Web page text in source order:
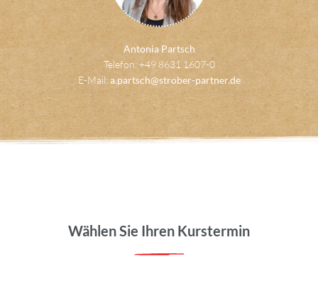
Antonia Partsch
Telefon: +49 8631 1607-0
E-Mail:a.partsch@strober-partner.de
Wählen Sie Ihren Kurstermin